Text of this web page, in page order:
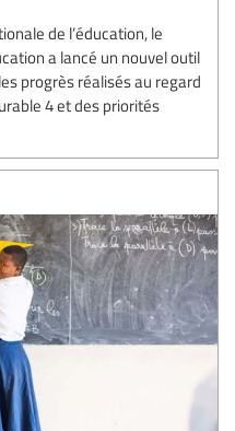
de l’éducation, le
a lancé un nouvel outil
progrès réalisés au regard
4 et des priorités